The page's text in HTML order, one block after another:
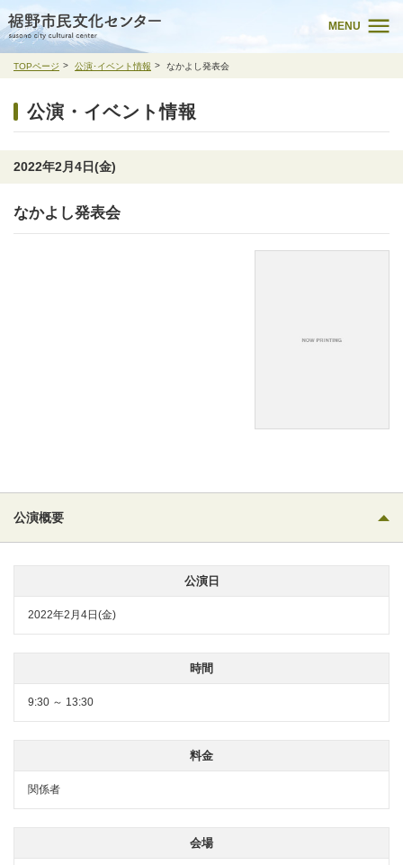
MENU
TOPページ 公演･イベント情報 なかよし発表会
公演・イベント情報
2022年2月4日(金)
なかよし発表会
公演概要
公演日
2022年2月4日(金)
時間
9:30 ～ 13:30
料金
関係者
会場